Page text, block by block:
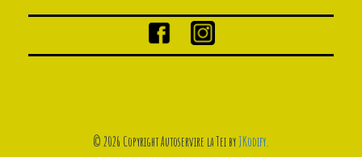
© 2026 Copyright Autoservire la Tei byJKodify.